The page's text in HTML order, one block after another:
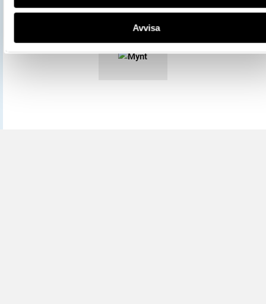
Avvisa
Mer information om licenser hos Statens historiska museer.